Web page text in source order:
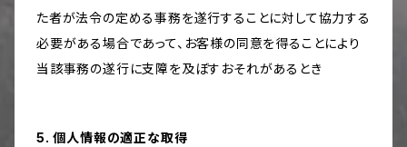
た者が法令の定める事務を遂行することに対して協力する
必要がある場合であって、お客様の同意を得ることにより
当該事務の遂行に支障を及ぼすおそれがあるとき
5. 個人情報の適正な取得